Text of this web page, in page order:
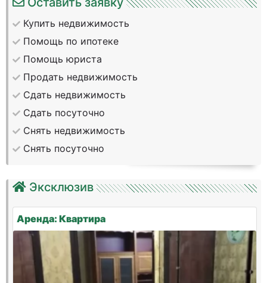
Купить недвижимость
Помощь по ипотеке
Помощь юриста
Продать недвижимость
Сдать недвижимость
Сдать посуточно
Снять недвижимость
Снять посуточно
Эксклюзив
Аренда: Квартира